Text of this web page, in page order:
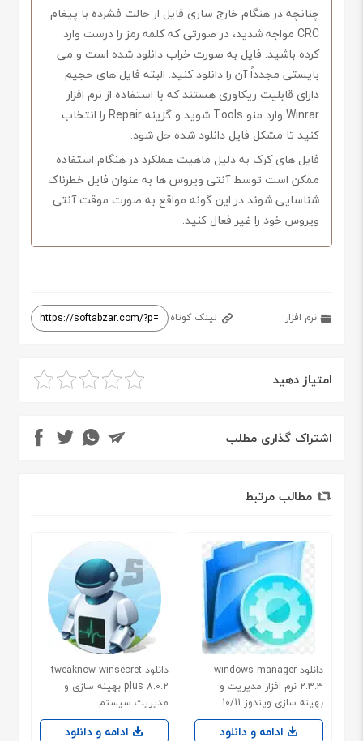
چنانچه در هنگام خارج سازی فایل از حالت فشرده با پیغام
CRC مواجه شدید، در صورتی که کلمه رمز را درست وارد
کرده باشید. فایل به صورت خراب دانلود شده است و می
بایستی مجدداً آن را دانلود کنید. البته فایل های حجیم
دارای قابلیت ریکاوری هستند که با استفاده از نرم افزار
Winrar وارد منو Tools شوید و گزینه Repair را انتخاب
کنید تا مشکل فایل دانلود شده حل شود.
فایل های کرک به دلیل ماهیت عملکرد در هنگام استفاده
ممکن است توسط آنتی ویروس ها به عنوان فایل خطرناک
شناسایی شوند در این گونه مواقع به صورت موقت آنتی
ویروس خود را غیر فعال کنید.
نرم افزار لینک کوتاه
امتیاز دهید
اشتراک گذاری مطلب
مطالب مرتبط
دانلود windows manager
2.3.3 نرم افزار مدیریت و
بهینه سازی ویندوز 10/11
ادامه و دانلود
دانلود tweaknow winsecret
plus 8.0.2 بهینه سازی و
مدیریت سیستم
ادامه و دانلود